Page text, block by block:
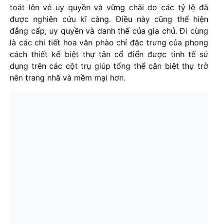
toát lên vẻ uy quyền và vững chãi do các tỷ lệ đã
được nghiên cứu kĩ càng. Điều này cũng thể hiện
đẳng cấp, uy quyền và danh thế của gia chủ. Đi cùng
là các chi tiết hoa văn phào chỉ đặc trưng của phong
cách thiết kế biệt thự tân cổ điển được tinh tế sử
dụng trên các cột trụ giúp tổng thể căn biệt thự trở
nên trang nhã và mềm mại hơn.